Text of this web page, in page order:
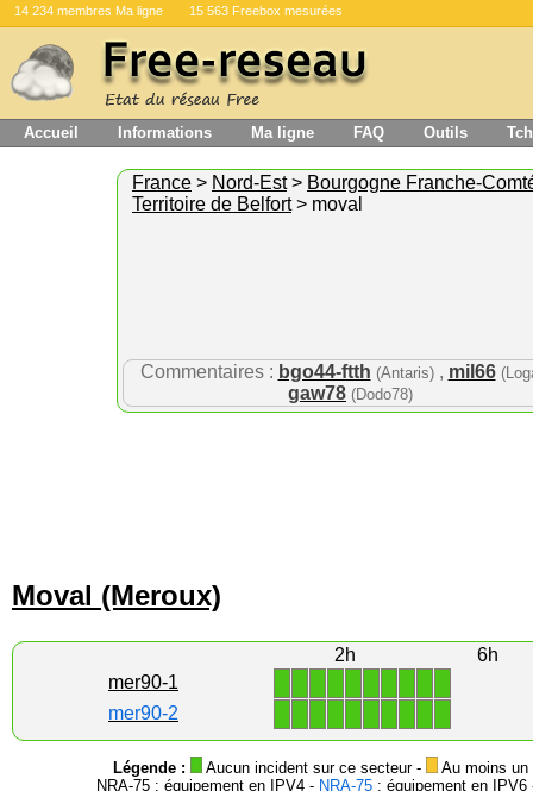
14 234 membres Ma ligne 15 563 Freebox mesurées
Accueil Informations Ma ligne FAQ Outils
France > Nord-Est> Bourgogne Franche-
Territoire de Belfort> moval
Commentaires : bgo44-ftth (Antaris), mil66
gaw78 (Dodo78)
Moval (Meroux)
2h
6h
mer90-1
mer90-2
Légende : Aucun incident sur ce secteur -
Au moins
NRA-75 : équipement en IPV4 - NRA-75 : équipement en